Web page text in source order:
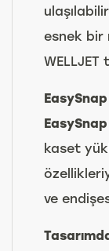
esnek bir
kaset
ve